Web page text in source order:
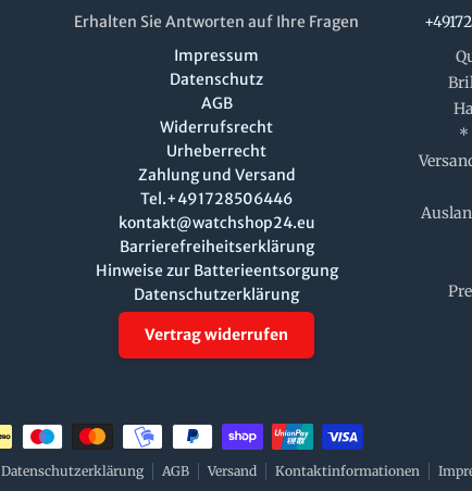
Erhalten Sie Antworten auf Ihre Fragen
Impressum
Datenschutz
AGB
Widerrufsrecht
Urheberrecht
Zahlung und Versand
Tel.+491728506446
kontakt@watchshop24.eu
Barrierefreiheitserklärung
Hinweise zur Batterieentsorgung
Datenschutzerklärung
Vertrag widerrufen
*
Datenschutzerklärung AGB Versand Kontaktinformationen